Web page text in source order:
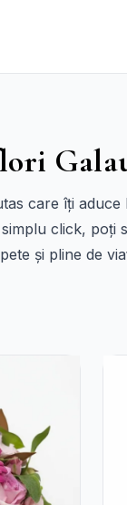
care îți
click, poți
și pline de